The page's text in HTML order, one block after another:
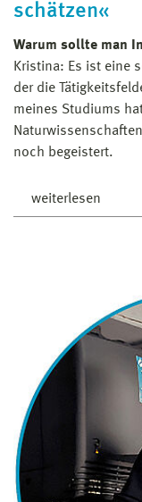
schätzen«
Warum sollte man
Kristina: Es ist eine
der die
meines Studiums
noch begeistert.
weiterlesen
aufmerksam
gefächert und
vielfältigen
Was hat dir in
Wismar ist keine
persönlichen
Mitstudierenden.
Aktivitäten und